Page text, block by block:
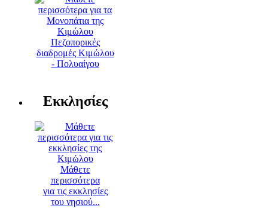
Πεζοπορικές
διαδρομές Κιμώλου
- Πολυαίγου
Εκκλησίες
Μάθετε
περισσότερα
για τις εκκλησίες
του νησιού...